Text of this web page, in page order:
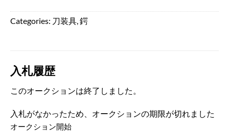
Categories: 刀装具,鍔
入札履歴
このオークションは終了しました。
入札がなかったため、オークションの期限が切れました
オークション開始